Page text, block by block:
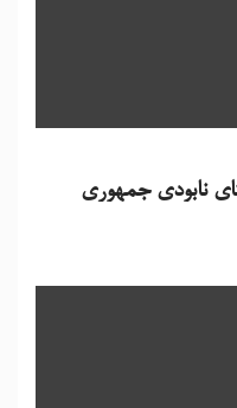
راستای نابودی جمهوری